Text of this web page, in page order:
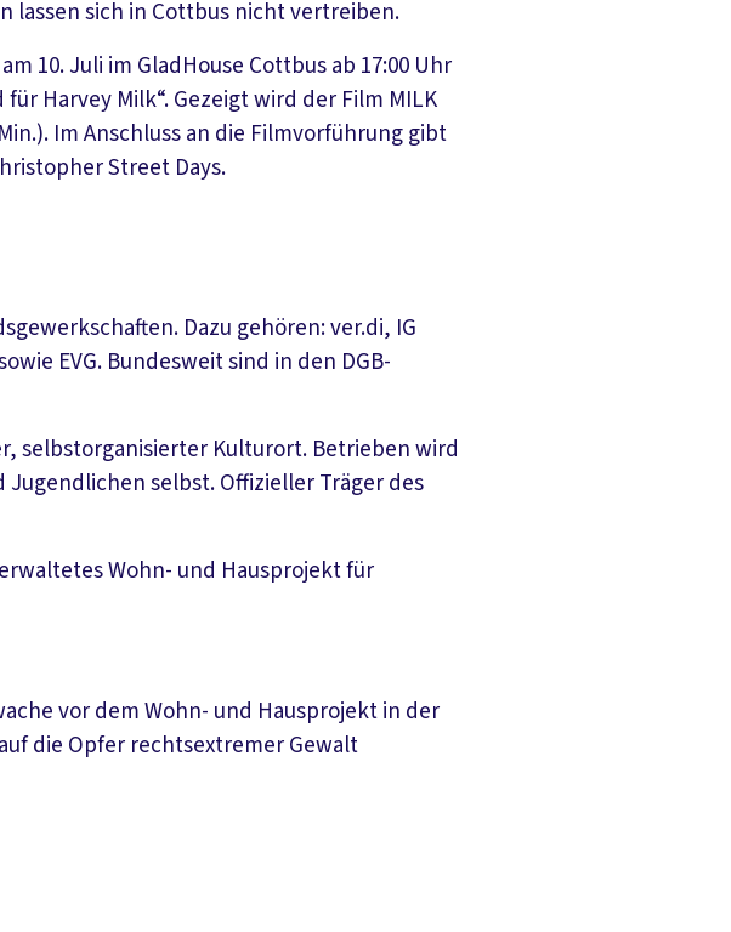
lassen sich in Cottbus nicht vertreiben.
10. Juli im GladHouse Cottbus ab 17:00 Uhr
Harvey Milk“. Gezeigt wird der Film MILK
Im Anschluss an die Filmvorführung gibt
Street Days.
Dazu gehören: ver.di, IG
EVG. Bundesweit sind in den DGB-
selbstorganisierter Kulturort. Betrieben wird
selbst. Offizieller Träger des
Wohn- und Hausprojekt für
vor dem Wohn- und Hausprojekt in der
die Opfer rechtsextremer Gewalt
PDF